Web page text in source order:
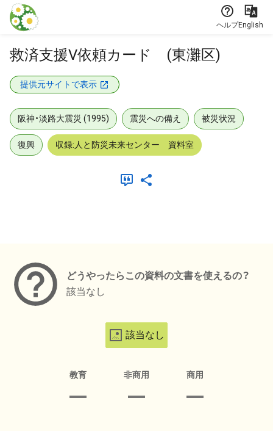
本文に飛ぶ
ヘルプEnglish
救済支援V依頼カード (東灘区)
提供元サイトで表示
阪神・淡路大震災 (1995) 震災への備え 被災状況
復興 収録:人と防災未来センター 資料室
どうやったらこの資料の文書を使えるの？
該当なし
該当なし
教育 非商用 商用